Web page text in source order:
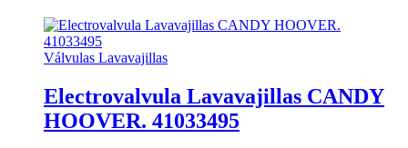
Válvulas Lavavajillas
Electrovalvula Lavavajillas CANDY
HOOVER. 41033495